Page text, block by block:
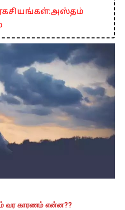
ரகசியங்கள்:அஸ்தம்
வர காரணம் என்ன??